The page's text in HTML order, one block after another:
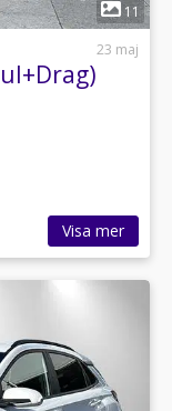
11
23 maj
Visa mer